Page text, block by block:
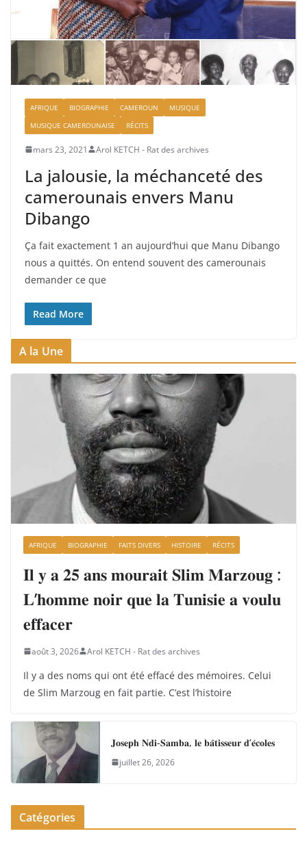
AFRIQUE BIOGRAPHIE CAMEROUN
MUSIQUE
MUSIQUE CAMEROUNAISE
RÉCITS
mars 23, 2021 Arol KETCH - Rat des archives
La jalousie, la méchanceté des
camerounais envers Manu
Dibango
Ça fait exactement 1 an aujourd’hui que Manu Dibango
nous a quittés. On entend souvent des camerounais
demander ce que
Read More
A la Une
AFRIQUE BIOGRAPHIE FAITS DIVERS HISTOIRE RÉCITS
𝐈𝐥 𝐲 𝐚 𝟐𝟓 𝐚𝐧𝐬 𝐦𝐨𝐮𝐫𝐚𝐢𝐭 𝐒𝐥𝐢𝐦 𝐌𝐚𝐫𝐳𝐨𝐮𝐠 :
𝐋’𝐡𝐨𝐦𝐦𝐞 𝐧𝐨𝐢𝐫 𝐪𝐮𝐞 𝐥𝐚 𝐓𝐮𝐧𝐢𝐬𝐢𝐞 𝐚 𝐯𝐨𝐮𝐥𝐮
𝐞𝐟𝐟𝐚𝐜𝐞𝐫
août 3, 2026 Arol KETCH - Rat des archives
Il y a des noms qui ont été effacé des mémoires. Celui
de Slim Marzoug en fait partie. C’est l’histoire
𝐉𝐨𝐬𝐞𝐩𝐡 𝐍𝐝𝐢-𝐒𝐚𝐦𝐛𝐚, 𝐥𝐞 𝐛𝐚̂𝐭𝐢𝐬𝐬𝐞𝐮𝐫 𝐝’𝐞́𝐜𝐨𝐥𝐞𝐬
juillet 26, 2026
Catégories